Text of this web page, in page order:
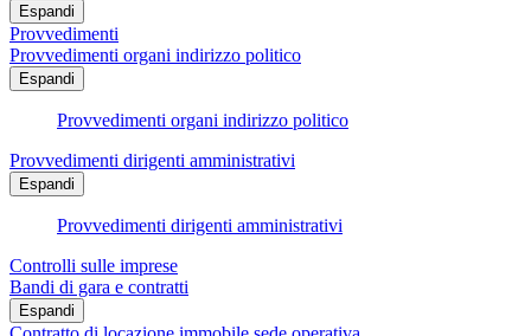
Espandi
Provvedimenti
Provvedimenti organi indirizzo politico
Espandi
Provvedimenti organi indirizzo politico
Provvedimenti dirigenti amministrativi
Espandi
Provvedimenti dirigenti amministrativi
Controlli sulle imprese
Bandi di gara e contratti
Espandi